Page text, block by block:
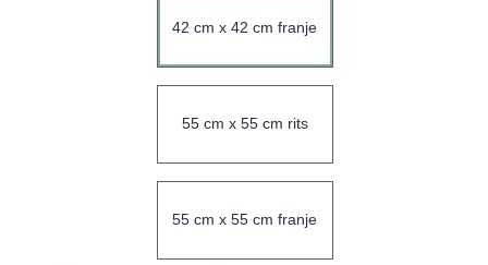
42 cm x 42 cm franje
55 cm x 55 cm rits
55 cm x 55 cm franje